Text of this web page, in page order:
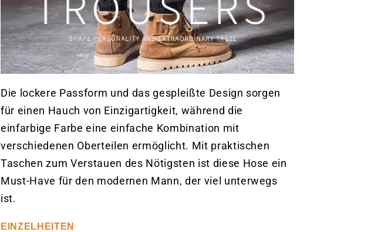
Die lockere Passform und das gespleißte Design sorgen
für einen Hauch von Einzigartigkeit, während die
einfarbige Farbe eine einfache Kombination mit
verschiedenen Oberteilen ermöglicht. Mit praktischen
Taschen zum Verstauen des Nötigsten ist diese Hose ein
Must-Have für den modernen Mann, der viel unterwegs
ist.
EINZELHEITEN